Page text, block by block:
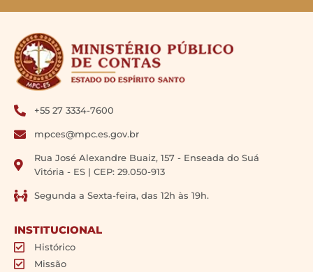
+55 27 3334-7600
mpces@mpc.es.gov.br
Rua José Alexandre Buaiz, 157 - Enseada do Suá
Vitória - ES | CEP: 29.050-913
Segunda a Sexta-feira, das 12h às 19h.
INSTITUCIONAL
Histórico
Missão